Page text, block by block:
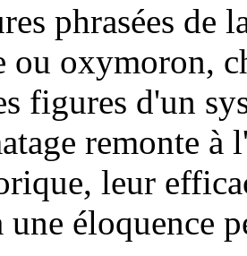
phrasées
oxymoron,
figures d'un
remonte
leur
une éloquence